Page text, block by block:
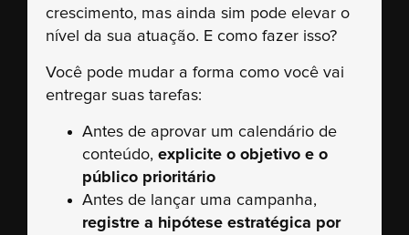
crescimento, mas ainda sim pode elevar o
nível da sua atuação. E como fazer isso?
Você pode mudar a forma como você vai
entregar suas tarefas:
Antes de aprovar um calendário de
conteúdo, explicite o objetivo e o
público prioritário
Antes de lançar uma campanha,
registre a hipótese estratégica por